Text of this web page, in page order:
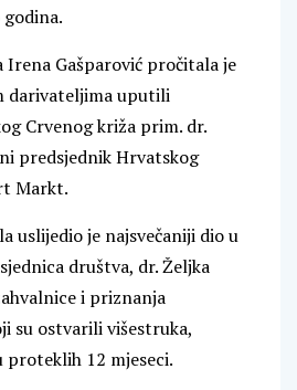
Gašparović pročitala je
darivateljima uputili
Crvenog križa prim. dr.
predsjednik Hrvatskog
Markt.
uslijedio je najsvečaniji dio u
društva, dr. Željka
i priznanja
su ostvarili višestruka,
12 mjeseci.